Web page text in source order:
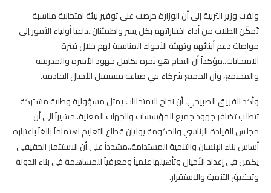
ولفت وزير التربية إلى أن الوزارة حرصت على توفير بيئة امتحانية مناسبة
تُمكّن الطلاب من أداء اختباراتهم بكل يسر واطمئنان..داعيا أولياء الأمور إلى
مواصلة دعم أبنائهم وتهيئة الأجواء المناسبة لهم خلال فترة
الامتحانات..مؤكداً أن النجاح هو ثمرة تكامل جهود الأسرة والمدرسة
والمجتمع، وأن الجميع شركاء في صناعة مستقبل الأجيال القادمة.
وأكد الفريق الصبيحي، أن نجاح الامتحانات يمثل مسؤولية وطنية مشتركة
تتطلب تضافر جهود جميع المؤسسات والجهات المعنية..مشيراً الى أن
مجلس القيادة الرئاسي والحكومة يوليان قطاع التعليم اهتماماً بالغاً باعتباره
أساس بناء الإنسان والتنمية المستدامة..مشدداً على أن الاستثمار الحقيقي
يكمن في إعداد الأجيال وتأهيلها علمياً ومعرفياً للمساهمة في بناء الدولة
وتحقيق التنمية والاستقرار.